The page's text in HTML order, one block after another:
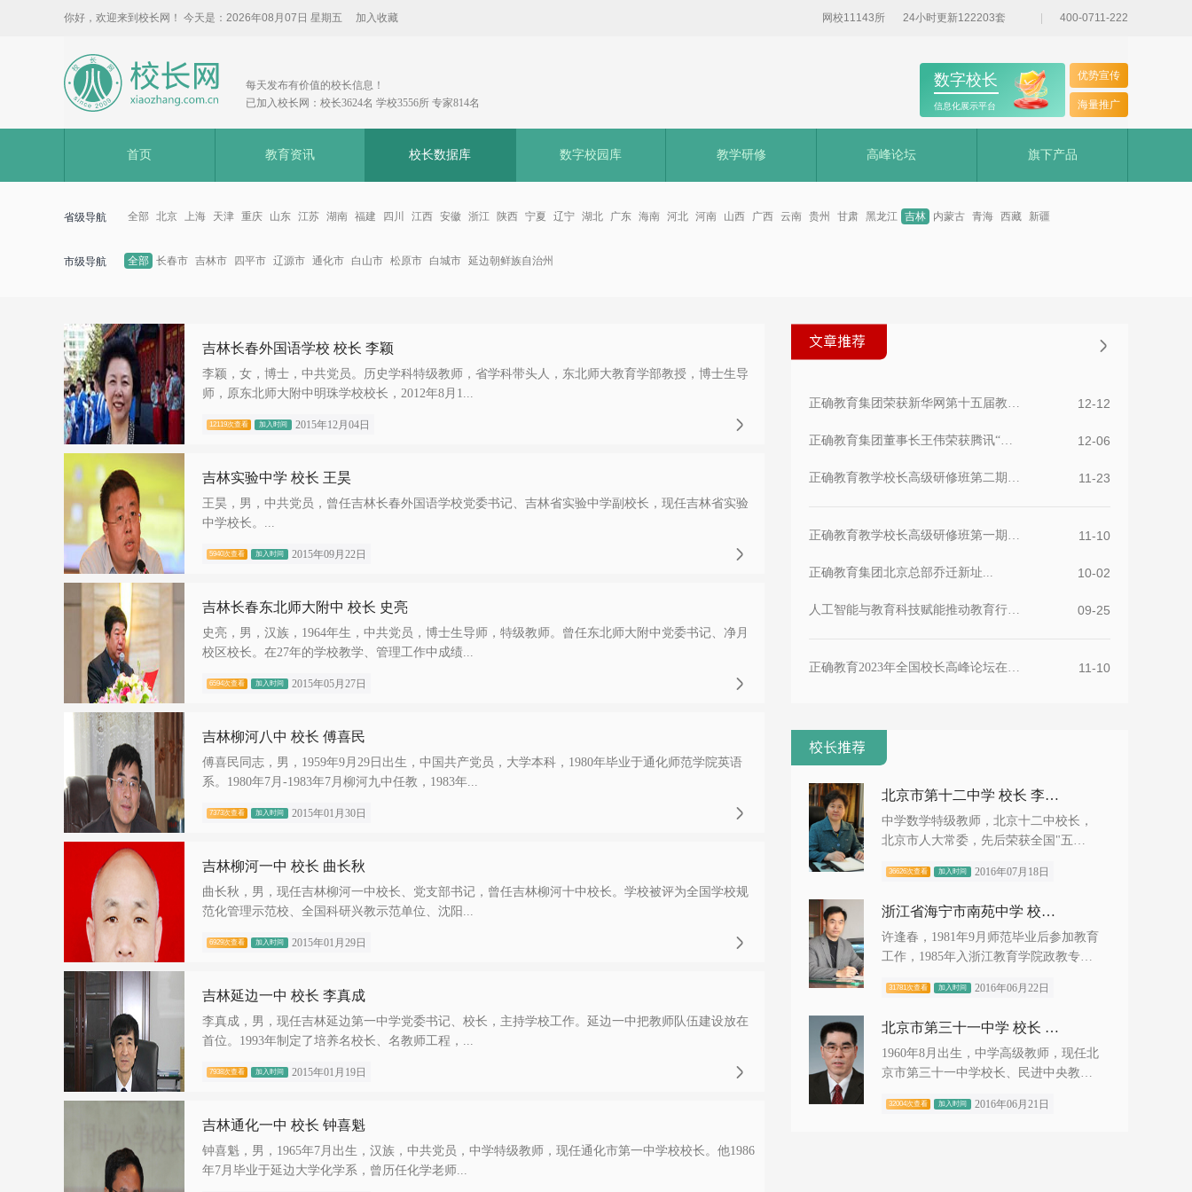
你好，欢迎来到校长网！ 今天是： 2026年08月07日 星期五 加入收藏 400-0711-222
24小时更新122203套
网校11143所
每天发布有价值的校长信息！
已加入校长网：校长3624名 学校3556所 专家814名
优势宣传
海量推广
数字校长
信息化展示平台
首页 教育资讯 校长数据库 数字校园库 教学研修 高峰论坛 旗下产品
省级导航 全部 北京 上海 天津 重庆 山东 江苏 湖南 福建 四川 江西 安徽 浙江 陕西 宁夏 辽宁 湖北 广东 海南 河北 河南 山西 广西 云南 贵州 甘肃 黑龙江 吉林 内蒙古 青海 西藏 新疆
市级导航 全部 长春市 吉林市 四平市 辽源市 通化市 白山市 松原市 白城市 延边朝鲜族自治州
吉林长春外国语学校 校长 李颖
李颖，女，博士，中共党员。历史学科特级教师，省学科带头人，东北师大教育学部教授，博士生导
师，原东北师大附中明珠学校校长，2012年8月1...
12119次查看 加入时间 2015年12月04日 
吉林实验中学 校长 王昊
王昊，男，中共党员，曾任吉林长春外国语学校党委书记、吉林省实验中学副校长，现任吉林省实验
中学校长。...
5940次查看 加入时间 2015年09月22日 
吉林长春东北师大附中 校长 史亮
史亮，男，汉族，1964年生，中共党员，博士生导师，特级教师。曾任东北师大附中党委书记、净月
校区校长。在27年的学校教学、管理工作中成绩...
6594次查看 加入时间 2015年05月27日 
吉林柳河八中 校长 傅喜民
傅喜民同志，男，1959年9月29日出生，中国共产党员，大学本科，1980年毕业于通化师范学院英语
系。1980年7月-1983年7月柳河九中任教，1983年...
7373次查看 加入时间 2015年01月30日 
吉林柳河一中 校长 曲长秋
曲长秋，男，现任吉林柳河一中校长、党支部书记，曾任吉林柳河十中校长。学校被评为全国学校规
范化管理示范校、全国科研兴教示范单位、沈阳...
6929次查看 加入时间 2015年01月29日 
吉林延边一中 校长 李真成
李真成，男，现任吉林延边第一中学党委书记、校长，主持学校工作。延边一中把教师队伍建设放在
首位。1993年制定了培养名校长、名教师工程，...
7938次查看 加入时间 2015年01月19日 
吉林通化一中 校长 钟喜魁
钟喜魁，男，1965年7月出生，汉族，中共党员，中学特级教师，现任通化市第一中学校校长。他1986
年7月毕业于延边大学化学系，曾历任化学老师...

正确教育集团荣获新华网第十五届教育论坛榜样集团优秀... 12-12
正确教育集团董事长王伟荣获腾讯“教育行业影响力人物... 12-06
正确教育教学校长高级研修班第二期在京举办... 11-23
正确教育教学校长高级研修班第一期在京举办... 11-10
正确教育集团北京总部乔迁新址... 10-02
人工智能与教育科技赋能推动教育行业的创新与进步... 09-25
正确教育2023年全国校长高峰论坛在京举办... 11-10
北京市第十二中学 校长 李有毅
中学数学特级教师，北京十二中校长，
北京市人大常委，先后荣获全国"五
国"三八"红旗奖...
36626次查看 加入时间 2016年07月18日
浙江省海宁市南苑中学 校长 许逢春
许逢春，1981年9月师范毕业后参加教育
工作，1985年入浙江教育学院政教专业
任教。1990学年调入海宁市新...
31781次查看 加入时间 2016年06月22日
北京市第三十一中学 校长 张礼斌
1960年8月出生，中学高级教师，现任北
京市第三十一中学校长、民进中央教育
进西城区委主委、北京市政协...
32004次查看 加入时间 2016年06月21日